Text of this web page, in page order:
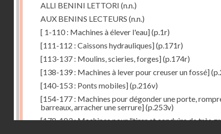
ALLI BENINI LETTORI (n.n.)
AUX BENINS LECTEURS (n.n.)
[ 1-110 : Machines à élever l'eau](p.1r)
[111-112 : Caissons hydrauliques](p.171r)
[113-137 : Moulins, scieries, forges](p.174r)
[138-139 : Machines à lever pour creuser un fossé]
[140-153 : Ponts mobiles](p.216v)
[154-177 : Machines pour dégonder une porte,
barreaux, arracher une serrure](p.253v)
[178-183 : Machines pour "tirer et conduire de très